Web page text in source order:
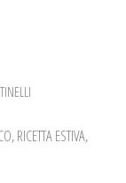
,RICETTA ESTIVA,